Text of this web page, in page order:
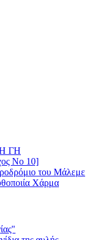
ΓΗ
Νο 10]
του Μάλεμε
Χάρμα